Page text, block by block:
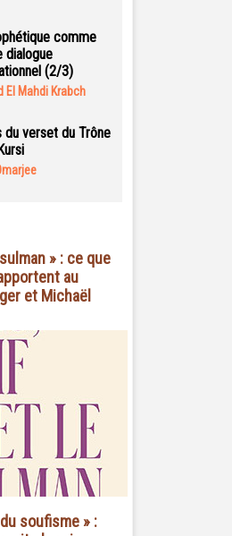
comme
dialogue
(2/3)
El Mahdi Krabch
du verset du Trône
» : ce que
au
et Michaël
soufisme » :